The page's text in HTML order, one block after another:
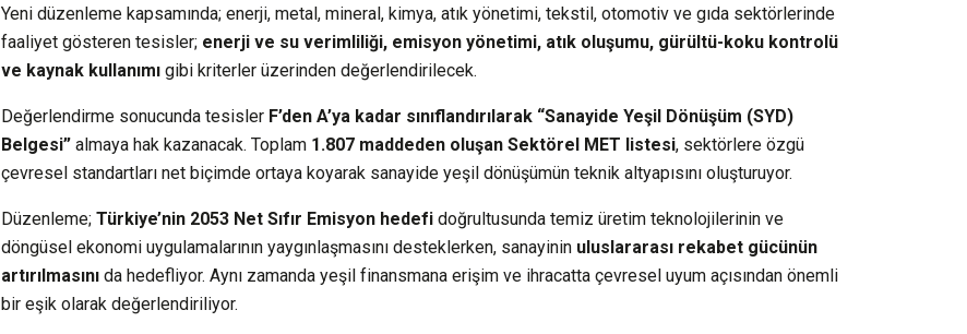
Yeni düzenleme kapsamında; enerji, metal, mineral, kimya, atık yönetimi, tekstil, otomotiv ve gıda sektörlerinde
faaliyet gösteren tesisler; enerji ve su verimliliği, emisyon yönetimi, atık oluşumu, gürültü-koku kontrolü
ve kaynak kullanımı gibi kriterler üzerinden değerlendirilecek.
Değerlendirme sonucunda tesisler F’den A’ya kadar sınıflandırılarak “Sanayide Yeşil Dönüşüm (SYD)
Belgesi” almaya hak kazanacak. Toplam 1.807 maddeden oluşan Sektörel MET listesi, sektörlere özgü
çevresel standartları net biçimde ortaya koyarak sanayide yeşil dönüşümün teknik altyapısını oluşturuyor.
Düzenleme; Türkiye’nin 2053 Net Sıfır Emisyon hedefi doğrultusunda temiz üretim teknolojilerinin ve
döngüsel ekonomi uygulamalarının yaygınlaşmasını desteklerken, sanayinin uluslararası rekabet gücünün
artırılmasını da hedefliyor. Aynı zamanda yeşil finansmana erişim ve ihracatta çevresel uyum açısından önemli
bir eşik olarak değerlendiriliyor.